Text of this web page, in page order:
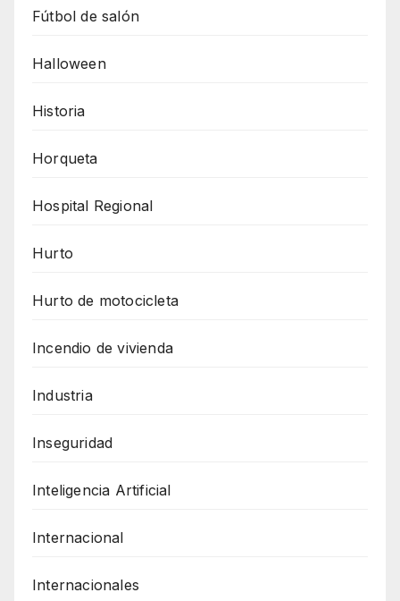
Fútbol de salón
Halloween
Historia
Horqueta
Hospital Regional
Hurto
Hurto de motocicleta
Incendio de vivienda
Industria
Inseguridad
Inteligencia Artificial
Internacional
Internacionales